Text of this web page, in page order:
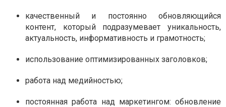
качественный и постоянно обновляющийся
контент, который подразумевает уникальность,
актуальность, информативность и грамотность;
использование оптимизированных заголовков;
работа над медийностью;
постоянная работа над маркетингом: обновление